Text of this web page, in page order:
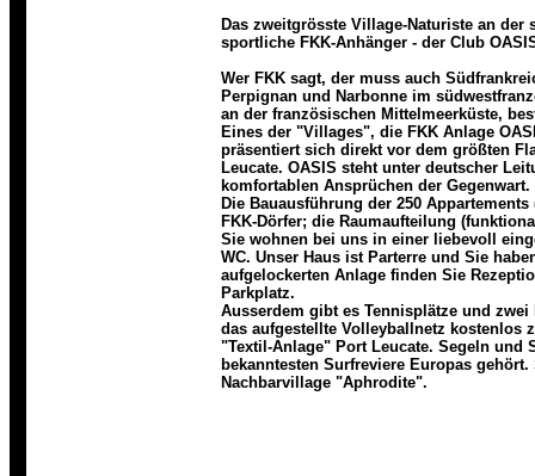
Das zweitgrösste Village-Naturiste an
sportliche FKK-Anhänger - der Club
Wer FKK sagt, der muss auch
Perpignan und Narbonne im
an der französischen Mittelmeerküste,
Eines der "Villages", die FKK Anlage
präsentiert sich direkt vor dem größten
Leucate. OASIS steht unter deutscher
komfortablen Ansprüchen der
Die Bauausführung der 250
FKK-Dörfer; die Raumaufteilung
Sie wohnen bei uns in einer liebevoll
WC. Unser Haus ist Parterre und Sie
aufgelockerten Anlage finden Sie
Parkplatz.
Ausserdem gibt es Tennisplätze und
das aufgestellte Volleyballnetz kostenlos
"Textil-Anlage" Port Leucate. Segeln und
bekanntesten Surfreviere Europas
Nachbarvillage "Aphrodite".